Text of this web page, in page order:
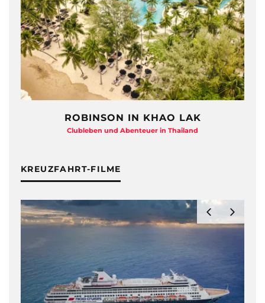
ROBINSON IN KHAO LAK
Clubleben und Abenteuer in Thailand
KREUZFAHRT-FILME